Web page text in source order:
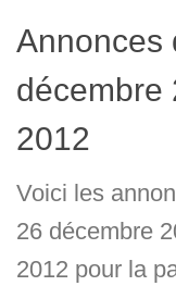
Annonces
décembre
2012
Voici les
26 décembre
2012 pour la